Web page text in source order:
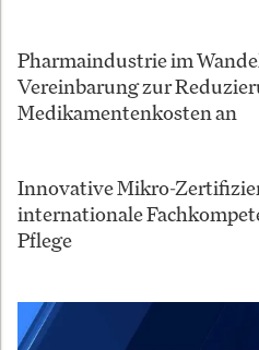
Pharmaindustrie im
Vereinbarung zur
Medikamentenkosten an
Innovative Mikro-
internationale
Pflege